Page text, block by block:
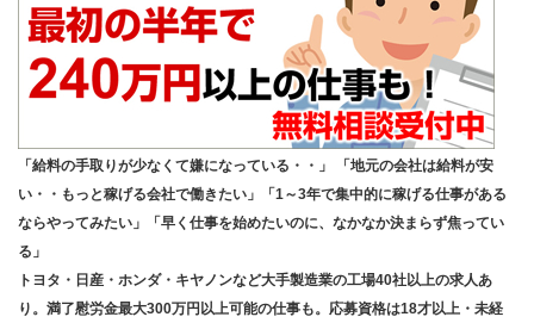
「給料の手取りが少なくて嫌になっている・・」 「地元の会社は給料が安
い・・もっと稼げる会社で働きたい」「1～3年で集中的に稼げる仕事がある
ならやってみたい」「早く仕事を始めたいのに、なかなか決まらず焦ってい
る」
トヨタ・日産・ホンダ・キヤノンなど大手製造業の工場40社以上の求人あ
り。満了慰労金最大300万円以上可能の仕事も。応募資格は18才以上・未経